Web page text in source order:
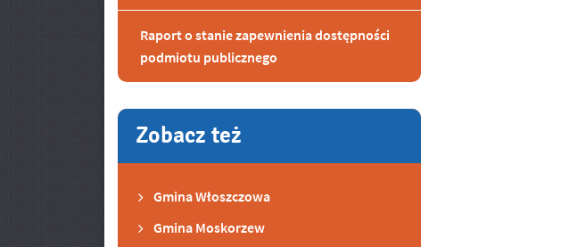
Raport o stanie zapewnienia dostępności
podmiotu publicznego
Zobacz też
Gmina Włoszczowa
Gmina Moskorzew